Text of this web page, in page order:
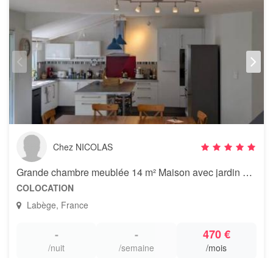
Chez NICOLAS
Grande chambre meublée 14 m² Maison avec jardin et piscine à Labège
COLOCATION
Labège, France
-
/nuit
-
/semaine
470 €
/mois